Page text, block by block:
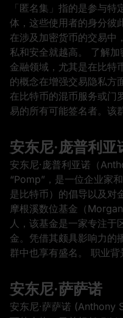
「匿名集」指的是参与
体，这些使用者的身分彼
在涉及加密货币的交易中
私和安全就越高。 了解
金融领域，尤其是在比特
的概念在增强交易隐私方
在比特币的混币服务或门
易的所有可能签名者。该
安东尼·庞普利亚
安东尼·庞普利亚诺（
“Pomp”，是一位企业家
是比特币）的倡导以及对
摩根溪数位基金（
人，该基金是一家专注于
金。凭借其颇具影响力的
群中也享有盛名。 职业
安东尼·萨萨诺
安东尼·萨萨诺 (Anthony